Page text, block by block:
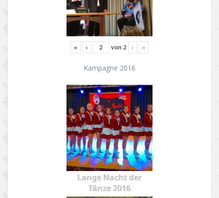
« ‹ von 2 › »
Kampagne 2016
Lange Nacht der
Tänze 2016